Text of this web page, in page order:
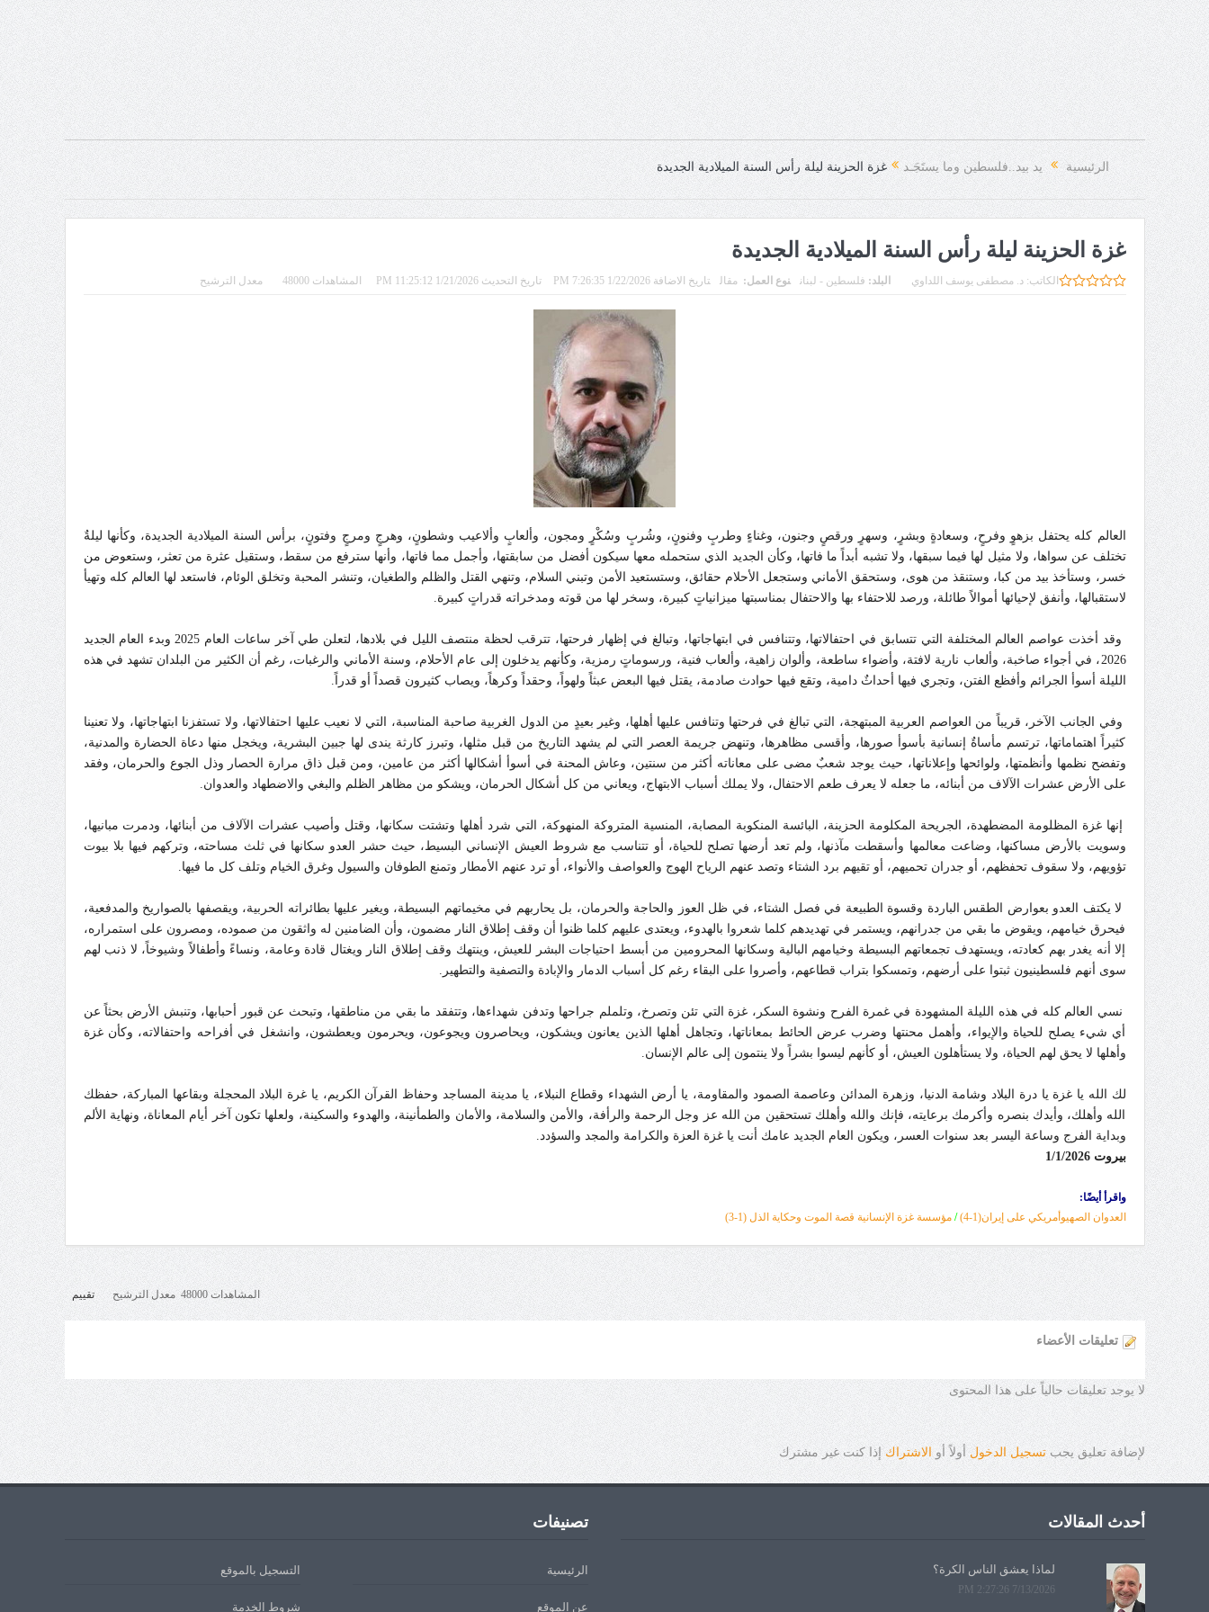
الرئيسية يد بيد..فلسطين وما يستَجَـد غزة الحزينة ليلة رأس السنة الميلادية الجديدة
غزة الحزينة ليلة رأس السنة الميلادية الجديدة
الكاتب:د. مصطفى يوسف اللداوي البلد: فلسطين - لبنان نوع العمل:مقال تاريخ الاضافة 1/22/2026 7:26:35 PM تاريخ التحديث 1/21/2026 11:25:12 PM المشاهدات 48000 معدل الترشيح
العالم كله يحتفل بزهوٍ وفرحٍ، وسعادةٍ وبشرٍ، وسهرٍ ورقصٍ وجنون، وغناءٍ وطربٍ وفنونٍ، وشُربٍ وسُكْرٍ ومجون، وألعابٍ وألاعيب وشطونٍ، وهرجٍ ومرجٍ وفتونٍ، برأس السنة الميلادية الجديدة، وكأنها ليلةٌ
تختلف عن سواها، ولا مثيل لها فيما سبقها، ولا تشبه أبداً ما فاتها، وكأن الجديد الذي ستحمله معها سيكون أفضل من سابقتها، وأجمل مما فاتها، وأنها سترفع من سقط، وستقيل عثرة من تعثر، وستعوض من
خسر، وستأخذ بيد من كبا، وستنقذ من هوى، وستحقق الأماني وستجعل الأحلام حقائق، وستستعيد الأمن وتبني السلام، وتنهي القتل والظلم والطغيان، وتنشر المحبة وتخلق الوئام، فاستعد لها العالم كله وتهيأ
لاستقبالها، وأنفق لإحيائها أموالاً طائلة، ورصد للاحتفاء بها والاحتفال بمناسبتها ميزانياتٍ كبيرة، وسخر لها من قوته ومدخراته قدراتٍ كبيرة.
وقد أخذت عواصم العالم المختلفة التي تتسابق في احتفالاتها، وتتنافس في ابتهاجاتها، وتبالغ في إظهار فرحتها، تترقب لحظة منتصف الليل في بلادها، لتعلن طي آخر ساعات العام 2025 وبدء العام الجديد
2026، في أجواء صاخبة، وألعاب نارية لافتة، وأضواء ساطعة، وألوان زاهية، وألعاب فنية، ورسوماتٍ رمزية، وكأنهم يدخلون إلى عام الأحلام، وسنة الأماني والرغبات، رغم أن الكثير من البلدان تشهد في هذه
الليلة أسوأ الجرائم وأفظع الفتن، وتجري فيها أحداثٌ دامية، وتقع فيها حوادث صادمة، يقتل فيها البعض عبثاً ولهواً، وحقداً وكرهاً، ويصاب كثيرون قصداً أو قدراً.
وفي الجانب الآخر، قريباً من العواصم العربية المبتهجة، التي تبالغ في فرحتها وتنافس عليها أهلها، وغير بعيدٍ من الدول الغربية صاحبة المناسبة، التي لا نعيب عليها احتفالاتها، ولا تستفزنا ابتهاجاتها، ولا تعنينا
كثيراً اهتماماتها، ترتسم مأساةٌ إنسانية بأسوأ صورها، وأقسى مظاهرها، وتنهض جريمة العصر التي لم يشهد التاريخ من قبل مثلها، وتبرز كارثة يندى لها جبين البشرية، ويخجل منها دعاة الحضارة والمدنية،
وتفضح نظمها وأنظمتها، ولوائحها وإعلاناتها، حيث يوجد شعبٌ مضى على معاناته أكثر من سنتين، وعاش المحنة في أسوأ أشكالها أكثر من عامين، ومن قبل ذاق مرارة الحصار وذل الجوع والحرمان، وفقد
على الأرض عشرات الآلاف من أبنائه، ما جعله لا يعرف طعم الاحتفال، ولا يملك أسباب الابتهاج، ويعاني من كل أشكال الحرمان، ويشكو من مظاهر الظلم والبغي والاضطهاد والعدوان.
إنها غزة المظلومة المضطهدة، الجريحة المكلومة الحزينة، البائسة المنكوبة المصابة، المنسية المتروكة المنهوكة، التي شرد أهلها وتشتت سكانها، وقتل وأصيب عشرات الآلاف من أبنائها، ودمرت مبانيها،
وسويت بالأرض مساكنها، وضاعت معالمها وأسقطت مآذنها، ولم تعد أرضها تصلح للحياة، أو تتناسب مع شروط العيش الإنساني البسيط، حيث حشر العدو سكانها في ثلث مساحته، وتركهم فيها بلا بيوت
تؤويهم، ولا سقوف تحفظهم، أو جدران تحميهم، أو تقيهم برد الشتاء وتصد عنهم الرياح الهوج والعواصف والأنواء، أو ترد عنهم الأمطار وتمنع الطوفان والسيول وغرق الخيام وتلف كل ما فيها.
لا يكتف العدو بعوارض الطقس الباردة وقسوة الطبيعة في فصل الشتاء، في ظل العوز والحاجة والحرمان، بل يحاربهم في مخيماتهم البسيطة، ويغير عليها بطائراته الحربية، ويقصفها بالصواريخ والمدفعية،
فيحرق خيامهم، ويقوض ما بقي من جدرانهم، ويستمر في تهديدهم كلما شعروا بالهدوء، ويعتدى عليهم كلما ظنوا أن وقف إطلاق النار مضمون، وأن الضامنين له واثقون من صموده، ومصرون على استمراره،
إلا أنه يغدر بهم كعادته، ويستهدف تجمعاتهم البسيطة وخيامهم البالية وسكانها المحرومين من أبسط احتياجات البشر للعيش، وينتهك وقف إطلاق النار ويغتال قادة وعامة، ونساءً وأطفالاً وشيوخاً، لا ذنب لهم
سوى أنهم فلسطينيون ثبتوا على أرضهم، وتمسكوا بتراب قطاعهم، وأصروا على البقاء رغم كل أسباب الدمار والإبادة والتصفية والتطهير.
نسي العالم كله في هذه الليلة المشهودة في غمرة الفرح ونشوة السكر، غزة التي تئن وتصرخ، وتلملم جراحها وتدفن شهداءها، وتتفقد ما بقي من مناطقها، وتبحث عن قبور أحبابها، وتنبش الأرض بحثاً عن
أي شيء يصلح للحياة والإيواء، وأهمل محنتها وضرب عرض الحائط بمعاناتها، وتجاهل أهلها الذين يعانون ويشكون، ويحاصرون ويجوعون، ويحرمون ويعطشون، وانشغل في أفراحه واحتفالاته، وكأن غزة
وأهلها لا يحق لهم الحياة، ولا يستأهلون العيش، أو كأنهم ليسوا بشراً ولا ينتمون إلى عالم الإنسان.
لك الله يا غزة يا درة البلاد وشامة الدنيا، وزهرة المدائن وعاصمة الصمود والمقاومة، يا أرض الشهداء وقطاع النبلاء، يا مدينة المساجد وحفاظ القرآن الكريم، يا غرة البلاد المحجلة وبقاعها المباركة، حفظك
الله وأهلك، وأيدك بنصره وأكرمك برعايته، فإنك والله وأهلك تستحقين من الله عز وجل الرحمة والرأفة، والأمن والسلامة، والأمان والطمأنينة، والهدوء والسكينة، ولعلها تكون آخر أيام المعاناة، ونهاية الألم
وبداية الفرج وساعة اليسر بعد سنوات العسر، ويكون العام الجديد عامك أنت يا غزة العزة والكرامة والمجد والسؤدد.
بيروت 1/1/2026
واقرأ أيضًا:
العدوان الصهيوأمريكي على إيران(1-4)
/ مؤسسة غزة الإنسانية قصة الموت وحكاية الذل (1 -3
)
المشاهدات 48000 معدل الترشيح تقييم
تعليقات الأعضاء
لا يوجد تعليقات حالياً على هذا المحتوى
لإضافة تعليق يجبتسجيل الدخول أولاً أو الاشتراك إذا كنت غير مشترك
أحدث المقالات
لماذا يعشق الناس الكرة؟
7/13/2026 2:27:26 PM
تصنيفات
الرئيسية التسجيل بالموقع
عن الموقع شروط الخدمة